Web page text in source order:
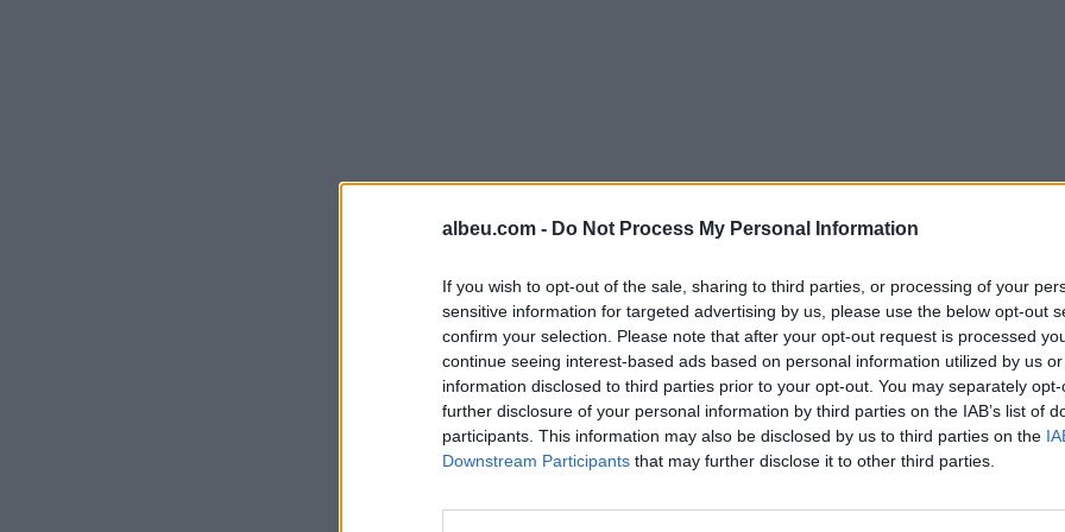
albeu.com - Do Not Process My Personal Information
If you wish to opt-out of the sale, sharing to third parties, or processing of your
sensitive information for targeted advertising by us, please use the below opt-out
confirm your selection. Please note that after your opt-out request is processed
continue seeing interest-based ads based on personal information utilized by us
information disclosed to third parties prior to your opt-out. You may separately
further disclosure of your personal information by third parties on the IAB’s list of
participants. This information may also be disclosed by us to third parties on the
Downstream Participants that may further disclose it to other third parties.